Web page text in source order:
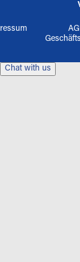
Chat with us